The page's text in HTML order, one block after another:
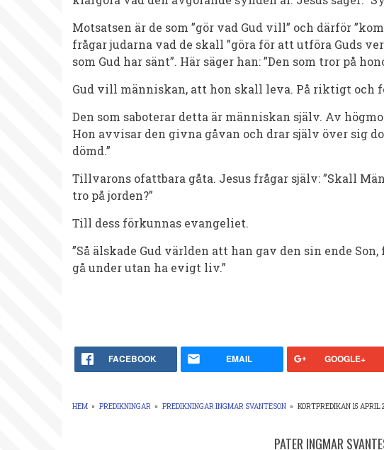
Motsatsen är de som ”gör vad Gud vill” och därför
frågar judarna vad de skall ”göra för att utföra Guds
som Gud har sänt”. Här säger han: ”Den som tror på
Gud vill människan, att hon skall leva. På riktigt och
Den som saboterar detta är människan själv. Av
Hon avvisar den givna gåvan och drar själv över sig
dömd.”
Tillvarons ofattbara gåta. Jesus frågar själv: ”Skall
tro på jorden?”
Till dess förkunnas evangeliet.
”Så älskade Gud världen att han gav den sin ende
gå under utan ha evigt liv.”
FACEBOOK EMAIL GOOGLE+
HEM » PREDIKNINGAR » PREDIKNINGAR INGMAR SVANTESON » KORTPREDIKAN 15
PATER INGMAR